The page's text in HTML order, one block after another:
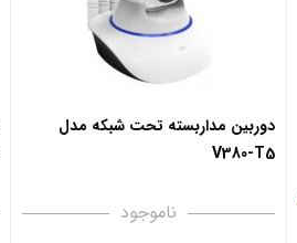
دوربین مداربسته تحت شبکه مدل
V380-T5
ناموجود